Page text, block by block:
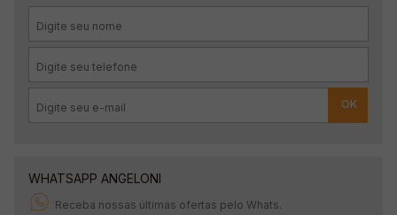
OK
WHATSAPP ANGELONI
Receba nossas últimas ofertas pelo Whats.